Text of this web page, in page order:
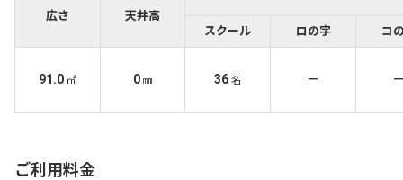
広さ
天井高
スクール
ロの字 コ
91.0 ㎡ 0 ㎜ 36 名 －
ご利用料金